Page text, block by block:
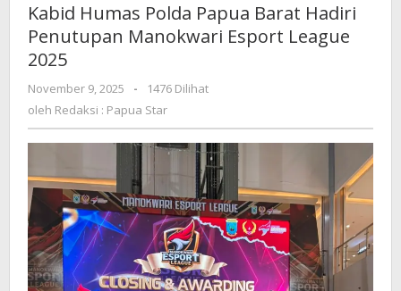
Papua
Barat
Manokwari
League
2025
Kabid Humas Polda Papua Barat Hadiri
Penutupan Manokwari Esport League
2025
November 9, 2025
oleh
Redaksi
Star
-
1476 Dilihat
oleh Redaksi : Papua Star